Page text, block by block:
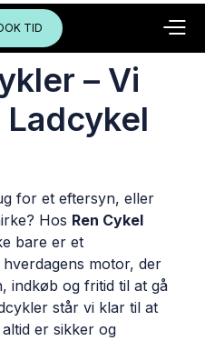
TID
Service
– Vi
Ladcykel
for et eftersyn, eller
Hos Ren Cykel
bare er et
motor, der
indkøb og fritid til at gå
står vi klar til at
er sikker og